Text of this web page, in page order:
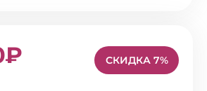
СКИДКА 7%